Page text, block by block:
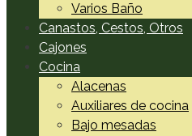
Varios Baño
Canastos, Cestos, Otros
Cajones
Cocina
Alacenas
Auxiliares de cocina
Bajo mesadas